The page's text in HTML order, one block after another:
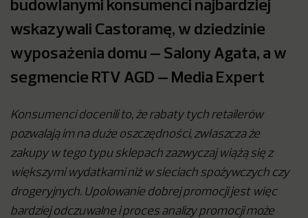
budowlanymi konsumenci najbardziej
wskazywali Castoramę, w dziedzinie
wyposażenia domu – Salony Agata, a w
segmencie RTV AGD – Media Expert
Konsumenci docenili to, że rabaty tych retailerów
pozwalają im na duże oszczędności, zwłaszcza że
zakupy w tego typu sklepach zazwyczaj wiążą się z
większymi wydatkami niż w sieciach spożywczych czy
drogeryjnych. Upolowanie dobrej promocji jest więc
bardziej odczuwalne i proces analizy promocji może